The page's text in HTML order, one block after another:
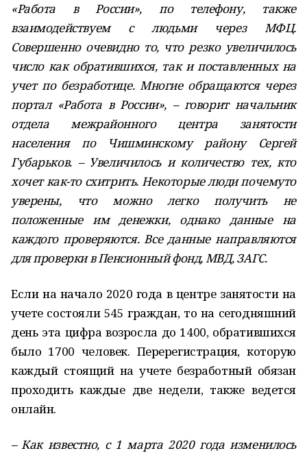
«Работа в России», по телефону, также
взаимодействуем с людьми через МФЦ.
Совершенно очевидно то, что резко увеличилось
число как обратившихся, так и поставленных на
учет по безработице. Многие обращаются через
портал «Работа в России», – говорит начальник
отдела межрайонного центра занятости
населения по Чишминскому району Сергей
Губарьков. – Увеличилось и количество тех, кто
хочет как-­то схитрить. Некоторые люди почему­то
уверены, что можно легко получить не
положенные им денежки, однако данные на
каждого проверяются. Все данные направляются
для проверки в Пенсионный фонд, МВД, ЗАГС.
Если на начало 2020 года в центре занятости на
учете состояли 545 граждан, то на сегодняшний
день эта цифра возросла до 1400, обратившихся
было 1700 человек. Перерегис­трация, которую
каждый стоящий на учете безработный обязан
проходить каждые две недели, также ведется
онлайн.
– Как известно, с 1 марта 2020 года изменилось